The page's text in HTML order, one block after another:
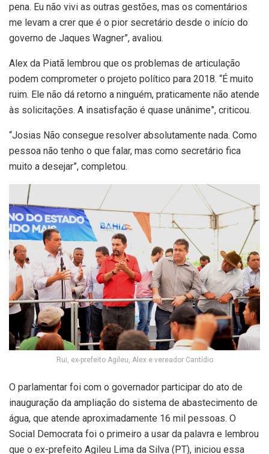
pena. Eu não vivi as outras gestões, mas os comentários
me levam a crer que é o pior secretário desde o início do
governo de Jaques Wagner”, avaliou.
Alex da Piatã lembrou que os problemas de articulação
podem comprometer o projeto político para 2018. “É muito
ruim. Ele não dá retorno a ninguém, praticamente não atende
às solicitações. A insatisfação é quase unânime”, criticou.
“Josias Não consegue resolver absolutamente nada. Como
pessoa não tenho o que falar, mas como secretário fica
muito a desejar”, completou.
Rui, ex-prefeito Agileu, Alex e vereador Cantídio
O parlamentar foi com o governador participar do ato de
inauguração da ampliação do sistema de abastecimento de
água, que atende aproximadamente 16 mil pessoas. O
Social Democrata foi o primeiro a usar da palavra e lembrou
que o ex-prefeito Agileu Lima da Silva (PT), iniciou essa